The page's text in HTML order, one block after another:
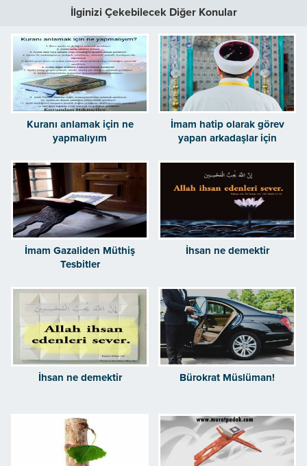
İlginizi Çekebilecek Diğer Konular
Kuranı anlamak için ne
yapmalıyım
İmam hatip olarak görev
yapan arkadaşlar için
İmam Gazaliden Müthiş
Tesbitler
İhsan ne demektir
İhsan ne demektir Bürokrat Müslüman!